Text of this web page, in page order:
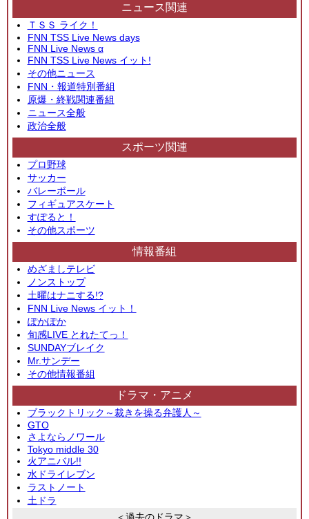
ニュース関連
ＴＳＳ ライク！
FNN TSS Live News days
FNN Live News α
FNN TSS Live News イット!
その他ニュース
FNN・報道特別番組
原爆・終戦関連番組
ニュース全般
政治全般
スポーツ関連
プロ野球
サッカー
バレーボール
フィギュアスケート
すぽると！
その他スポーツ
情報番組
めざましテレビ
ノンストップ
土曜はナニする!?
FNN Live News イット！
ぽかぽか
旬感LIVE とれたてっ！
SUNDAYブレイク
Mr.サンデー
その他情報番組
ドラマ・アニメ
ブラックトリック～裁きを操る弁護人～
GTO
さよならノワール
Tokyo middle 30
火アニバル!!
水ドライレブン
ラストノート
土ドラ
＜過去のドラマ＞